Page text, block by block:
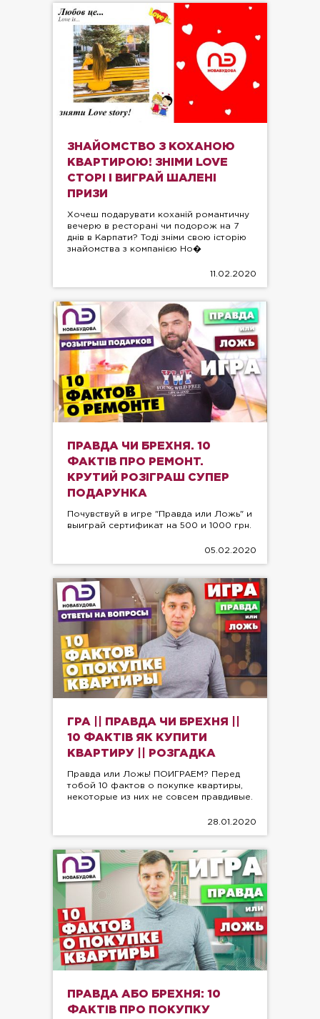
ЗНАЙОМСТВО З КОХАНОЮ
КВАРТИРОЮ! ЗНІМИ LOVE
СТОРІ І ВИГРАЙ ШАЛЕНІ
ПРИЗИ
Хочеш подарувати коханій романтичну
вечерю в ресторані чи подорож на 7
днів в Карпати? Тоді зніми свою історію
знайомства з компанією Но�
11.02.2020
ПРАВДА ЧИ БРЕХНЯ. 10
ФАКТІВ ПРО РЕМОНТ.
КРУТИЙ РОЗІГРАШ СУПЕР
ПОДАРУНКА
Почувствуй в игре "Правда или Ложь" и
выиграй сертификат на 500 и 1000 грн.
05.02.2020
ГРА || ПРАВДА ЧИ БРЕХНЯ ||
10 ФАКТІВ ЯК КУПИТИ
КВАРТИРУ || РОЗГАДКА
Правда или Ложь! ПОИГРАЕМ? Перед
тобой 10 фактов о покупке квартиры,
некоторые из них не совсем правдивые.
28.01.2020
ПРАВДА АБО БРЕХНЯ: 10
ФАКТІВ ПРО ПОКУПКУ